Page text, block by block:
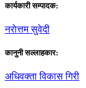
कार्यकारी सम्पादक:
नराेत्तम सुवेदी
कानुनी सल्लाहकार:
अधिवक्ता विकास गिरी